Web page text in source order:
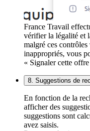
France Travail
vérifier la légalité et
malgré ces contrôles
inappropriés, vous
« Signaler cette
8. Suggestions de
En fonction de la
afficher des
suggestions sont
avez saisis.